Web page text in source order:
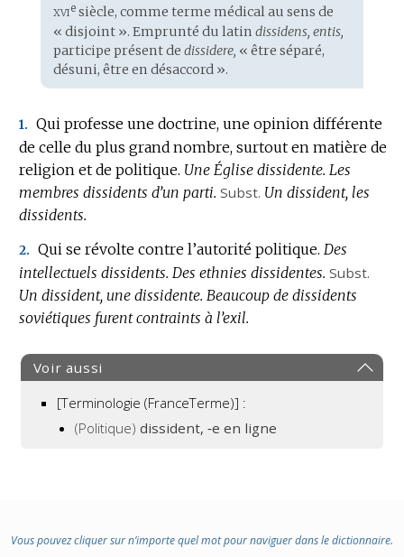
Étymologie
:
xviesiècle, comme terme médical au sens de
« disjoint ». Emprunté du latin dissidens, entis,
participe présent de dissidere, « être séparé,
désuni, être en désaccord ».
1. Qui professe une doctrine, une opinion différente
de celle du plus grand nombre, surtout en matière de
religion et de politique. Une Église dissidente. Les
membres dissidents d’un parti. Subst. Un dissident, les
dissidents.
2. Qui se révolte contre l’autorité politique. Des
intellectuels dissidents. Des ethnies dissidentes. Subst.
Un dissident, une dissidente. Beaucoup de dissidents
soviétiques furent contraints à l’exil.
Voir aussi
[Terminologie (FranceTerme)] :
(Politique)dissident, ‑e en ligne
Vous pouvez cliquer sur n’importe quel mot pour naviguer dans le dictionnaire.